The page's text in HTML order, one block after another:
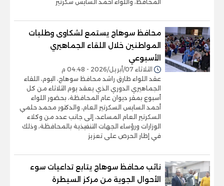
المحافظ، واللواء أحمد السايس سكرتير
محافظ سوهاج يستمع لشكاوى وطلبات
المواطنين خلال اللقاء الجماهيري
الأسبوعي
الثلاثاء 07/أبريل/2026 - 04:48 م
عقد اللواء طارق راشد محافظ سوهاج، اليوم، اللقاء
الجماهيري الدوري الذي يعقد يوم الثلاثاء من كل
أسبوع بمقر ديوان عام المحافظة، بحضور اللواء
أحمد السايس السكرتير العام، والدكتور محمد حلمي
السكرتير العام المساعد، إلى جانب عدد من وكلاء
الوزارات ورؤساء الجهات التنفيذية بالمحافظة، وذلك
في إطار الحرص على تعزيز
نائب محافظ سوهاج يتابع تداعيات سوء
الأحوال الجوية من مركز السيطرة